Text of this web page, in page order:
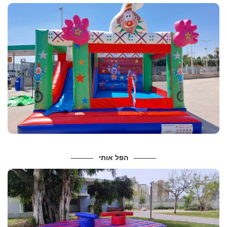
מידות ונתונים
מידות :
4*5
מחיר – 450 שח
מתאים לגילאי: ילדים
הפל אותי
מידות ונתונים